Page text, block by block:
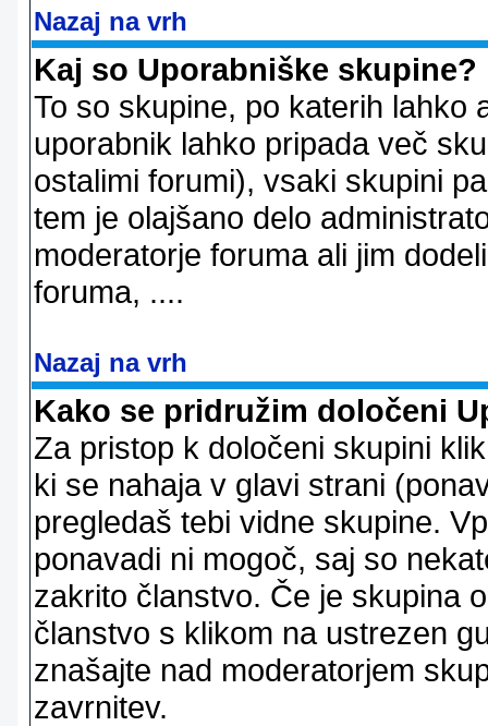
Nazaj na vrh
Kaj so Uporabniške skupine?
To so skupine, po katerih lahko
uporabnik lahko pripada več
ostalimi forumi), vsaki skupini
tem je olajšano delo
moderatorje foruma ali jim
foruma, ....
Nazaj na vrh
Kako se pridružim določeni
Za pristop k določeni skupini
ki se nahaja v glavi strani
pregledaš tebi vidne skupine.
ponavadi ni mogoč, saj so
zakrito članstvo. Če je skupina
članstvo s klikom na ustrezen
znašajte nad moderatorjem
zavrnitev.